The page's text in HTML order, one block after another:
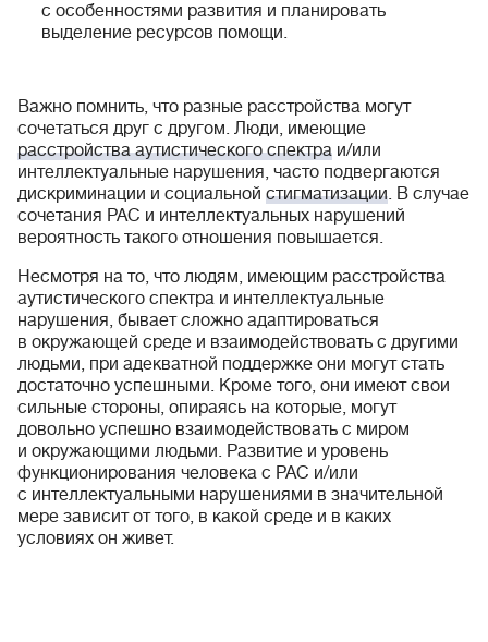
с особенностями развития и планировать
выделение ресурсов помощи.
Важно помнить, что разные расстройства могут
сочетаться друг с другом. Люди, имеющие
расстройства аутистического спектра и/или
интеллектуальные нарушения, часто подвергаются
дискриминации и социальной стигматизации. В случае
сочетания РАС и интеллектуальных нарушений
вероятность такого отношения повышается.
Несмотря на то, что людям, имеющим расстройства
аутистического спектра и интеллектуальные
нарушения, бывает сложно адаптироваться
в окружающей среде и взаимодействовать с другими
людьми, при адекватной поддержке они могут стать
достаточно успешными. Кроме того, они имеют свои
сильные стороны, опираясь на которые, могут
довольно успешно взаимодействовать с миром
и окружающими людьми. Развитие и уровень
функционирования человека с РАС и/или
с интеллектуальными нарушениями в значительной
мере зависит от того, в какой среде и в каких
условиях он живет.